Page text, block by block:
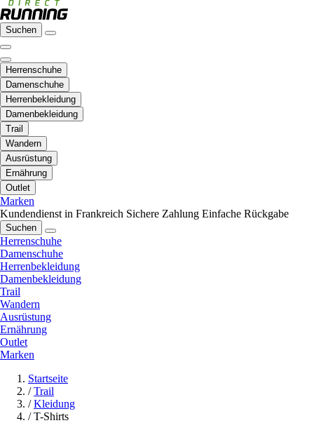
Suchen
Herrenschuhe
Damenschuhe
Herrenbekleidung
Damenbekleidung
Trail
Wandern
Ausrüstung
Ernährung
Outlet
Marken
Kundendienst in Frankreich Sichere Zahlung Einfache Rückgabe
Suchen
Herrenschuhe
Damenschuhe
Herrenbekleidung
Damenbekleidung
Trail
Wandern
Ausrüstung
Ernährung
Outlet
Marken
Startseite
/ Trail
/ Kleidung
/ T-Shirts